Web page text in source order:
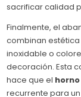
sacrificar calidad
Finalmente, el
combinan
inoxidable o
decoración. Esta
hace que el
recurrente para